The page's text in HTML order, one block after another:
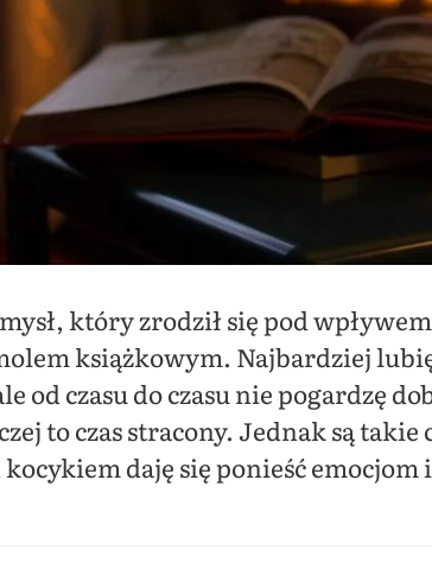
który zrodził się pod
książkowym. Najbardziej
od czasu do czasu nie pogardzę
to czas stracony. Jednak są
daję się ponieść emocjom